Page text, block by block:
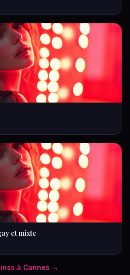
et mixte
s à Cannes →